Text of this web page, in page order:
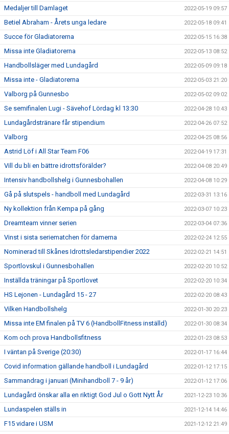
Medaljer till Damlaget 2022-05-19 09:57
Betiel Abraham - Årets unga ledare 2022-05-18 09:41
Succe för Gladiatorerna 2022-05-15 16:38
Missa inte Gladiatorerna 2022-05-13 08:52
Handbollsläger med Lundagård 2022-05-09 09:18
Missa inte - Gladiatorerna 2022-05-03 21:20
Valborg på Gunnesbo 2022-05-02 09:02
Se semifinalen Lugi - Sävehof Lördag kl 13:30 2022-04-28 10:43
Lundagårdstränare får stipendium 2022-04-26 07:52
Valborg 2022-04-25 08:56
Astrid Löf i All Star Team F06 2022-04-19 17:31
Vill du bli en bättre idrottsförälder? 2022-04-08 20:49
Intensiv handbollshelg i Gunnesbohallen 2022-04-08 10:29
Gå på slutspels - handboll med Lundagård 2022-03-31 13:16
Ny kollektion från Kempa på gång 2022-03-07 10:23
Dreamteam vinner serien 2022-03-04 07:36
Vinst i sista seriematchen för damerna 2022-02-24 12:55
Nominerad till Skånes Idrottsledarstipendier 2022 2022-02-21 14:51
Sportlovskul i Gunnesbohallen 2022-02-20 10:52
Inställda träningar på Sportlovet 2022-02-20 10:34
HS Lejonen - Lundagård 15 - 27 2022-02-20 08:43
Vilken Handbollshelg 2022-01-30 20:23
Missa inte EM finalen på TV 6 (HandbollFitness inställd) 2022-01-30 08:34
Kom och prova Handbollsfitness 2022-01-23 08:53
I väntan på Sverige (20:30) 2022-01-17 16:44
Covid information gällande handboll i Lundagård 2022-01-12 17:15
Sammandrag i januari (Minihandboll 7 - 9 år) 2022-01-12 17:06
Lundagård önskar alla en riktigt God Jul o Gott Nytt År 2021-12-23 10:36
Lundaspelen ställs in 2021-12-14 14:46
F15 vidare i USM 2021-12-12 21:49